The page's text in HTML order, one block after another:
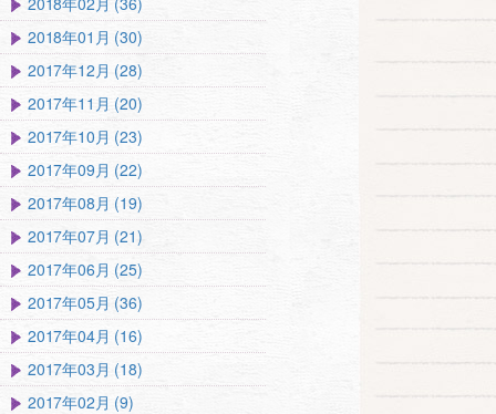
2018年01月 (30)
2017年12月 (28)
2017年11月 (20)
2017年10月 (23)
2017年09月 (22)
2017年08月 (19)
2017年07月 (21)
2017年06月 (25)
2017年05月 (36)
2017年04月 (16)
2017年03月 (18)
2017年02月 (9)